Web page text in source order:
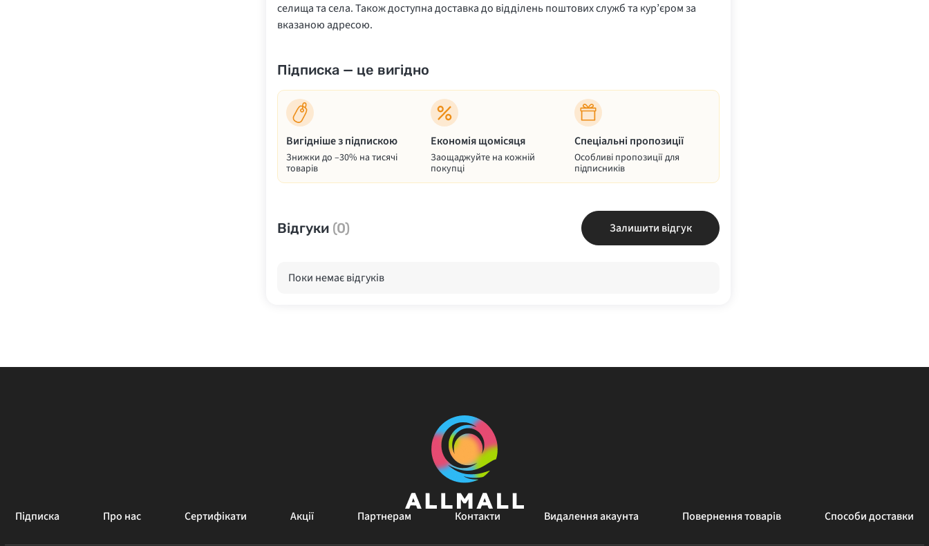
селища та села. Також доступна доставка до відділень поштових служб та кур’єром за
вказаною адресою.
Підписка — це вигідно
Вигідніше з підпискою
Знижки до –30% на тисячі
товарів
Економія щомісяця
Заощаджуйте на кожній
покупці
Спеціальні пропозиції
Особливі пропозиції для
підписників
Відгуки (0) Залишити відгук
Поки немає відгуків
Підписка Про нас Сертифікати Акції Партнерам Контакти Видалення акаунта Повернення товарів Способи доставки